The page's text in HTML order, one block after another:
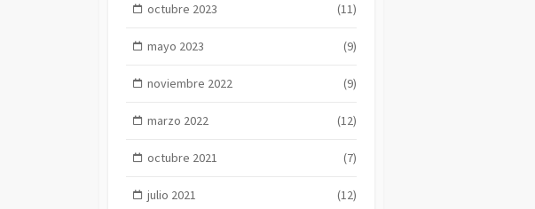
octubre 2023 (11)
mayo 2023 (9)
noviembre 2022 (9)
marzo 2022 (12)
octubre 2021 (7)
julio 2021 (12)